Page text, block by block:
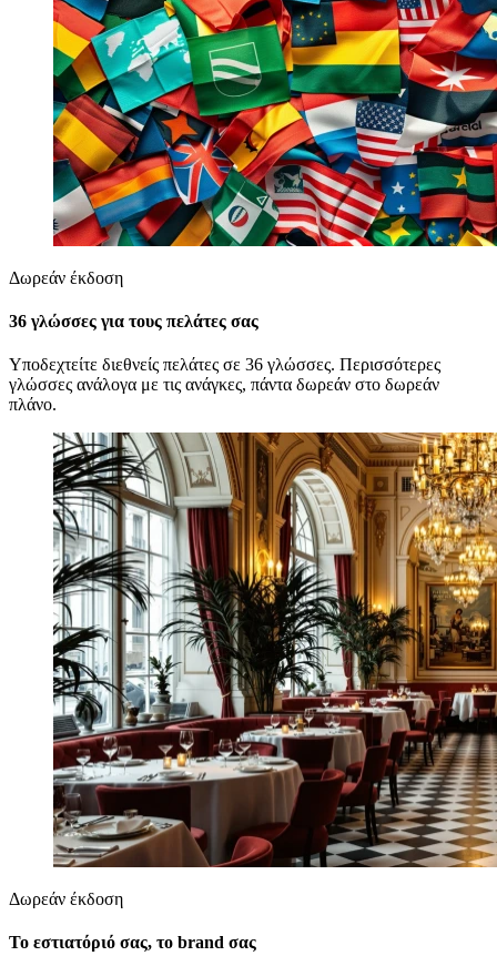
Δωρεάν έκδοση
36 γλώσσες για τους πελάτες σας
Υποδεχτείτε διεθνείς πελάτες σε 36 γλώσσες. Περισσότερες
γλώσσες ανάλογα με τις ανάγκες, πάντα δωρεάν στο δωρεάν
πλάνο.
Δωρεάν έκδοση
Το εστιατόριό σας, το brand σας